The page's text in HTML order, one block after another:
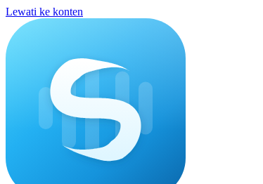
Lewati ke konten